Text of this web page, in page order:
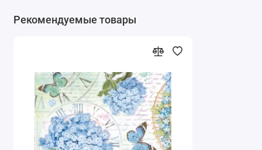
Рекомендуемые товары